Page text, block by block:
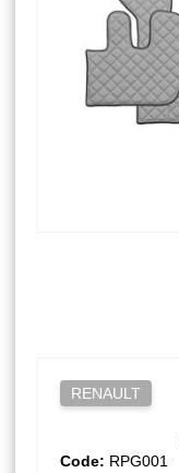
RENAULT
Code: RPG001